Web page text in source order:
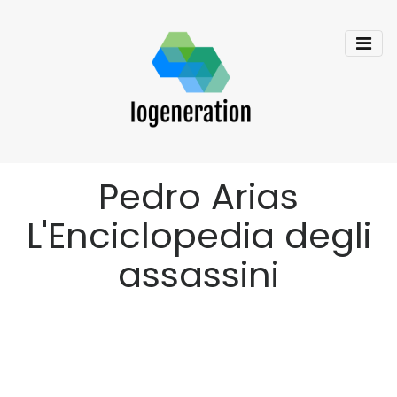
Pedro Arias
L'Enciclopedia degli
assassini